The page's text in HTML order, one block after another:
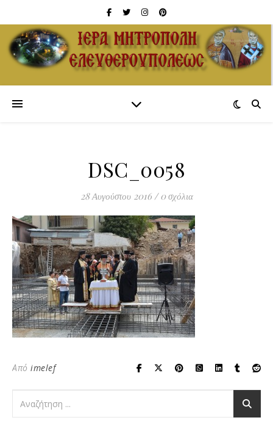
DSC_0058
28 Αυγούστου 2016 / 0 σχόλια
Από imelef